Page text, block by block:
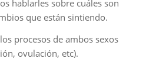
hablarles sobre cuáles son
que están sintiendo.
procesos de ambos sexos
ovulación, etc).